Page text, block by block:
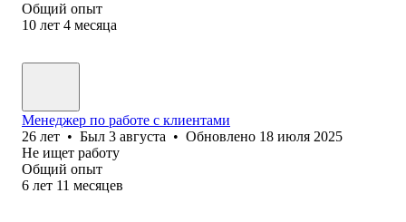
Общий опыт
10 лет 4 месяца
Менеджер по работе с клиентами
26 лет • Был 3 августа • Обновлено 18 июля 2025
Не ищет работу
Общий опыт
6 лет 11 месяцев